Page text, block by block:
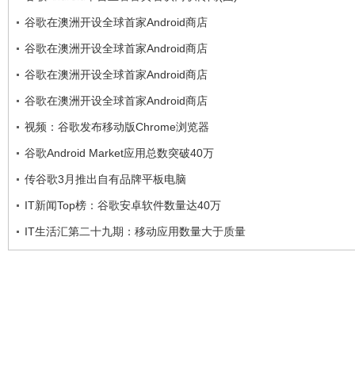
谷歌在澳洲开设全球首家Android商店
谷歌在澳洲开设全球首家Android商店
谷歌在澳洲开设全球首家Android商店
谷歌在澳洲开设全球首家Android商店
视频：谷歌发布移动版Chrome浏览器
谷歌Android Market应用总数突破40万
传谷歌3月推出自有品牌平板电脑
IT新闻Top榜：谷歌安卓软件数量达40万
IT生活汇第二十九期：移动应用数量大于质量